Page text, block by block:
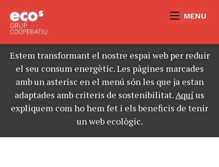
MENU
Estem transformant el nostre espai web per reduir
el seu consum energètic. Les pàgines marcades
amb un asterisc en el menú són les que ja estan
adaptades amb criteris de sostenibilitat.Aquíus
expliquem com ho hem fet i els beneficis de tenir
un web ecològic.